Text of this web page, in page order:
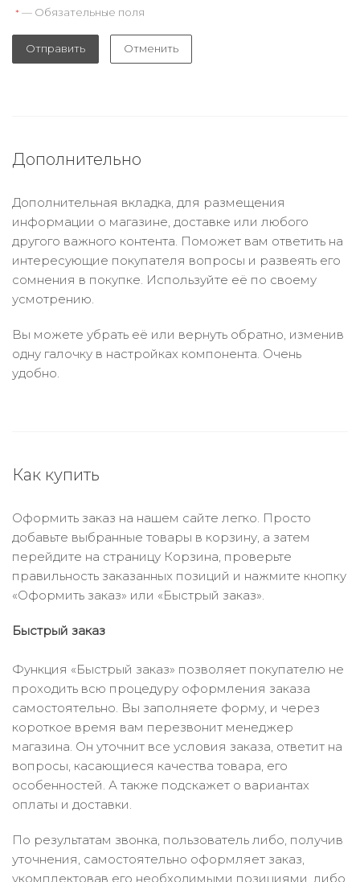
* — Обязательные поля
Отправить Отменить
Дополнительно
Дополнительная вкладка, для размещения
информации о магазине, доставке или любого
другого важного контента. Поможет вам ответить на
интересующие покупателя вопросы и развеять его
сомнения в покупке. Используйте её по своему
усмотрению.
Вы можете убрать её или вернуть обратно, изменив
одну галочку в настройках компонента. Очень
удобно.
Как купить
Оформить заказ на нашем сайте легко. Просто
добавьте выбранные товары в корзину, а затем
перейдите на страницу Корзина, проверьте
правильность заказанных позиций и нажмите кнопку
«Оформить заказ» или «Быстрый заказ».
Быстрый заказ
Функция «Быстрый заказ» позволяет покупателю не
проходить всю процедуру оформления заказа
самостоятельно. Вы заполняете форму, и через
короткое время вам перезвонит менеджер
магазина. Он уточнит все условия заказа, ответит на
вопросы, касающиеся качества товара, его
особенностей. А также подскажет о вариантах
оплаты и доставки.
По результатам звонка, пользователь либо, получив
уточнения, самостоятельно оформляет заказ,
укомплектовав его необходимыми позициями, либо